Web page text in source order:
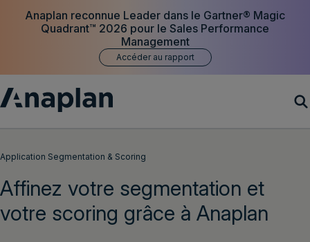
Anaplan reconnue Leader dans le Gartner® Magic
Quadrant™ 2026 pour le Sales Performance
Management
Accéder au rapport
Clients
Ressources
Application Segmentation & Scoring
Affinez votre segmentation et
votre scoring grâce à Anaplan